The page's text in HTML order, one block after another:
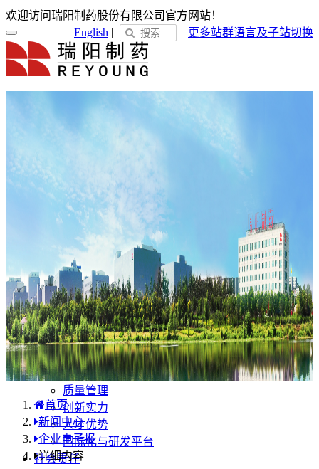
欢迎访问瑞阳制药股份有限公司官方网站！
语言及子站切换
English | | 更多站群
关于瑞阳
瑞阳简介
企业文化
新闻中心
瑞阳动态
通知公告
媒体聚焦
员工天地
企业电子报
产品服务
产品中心
国内分布
学术合规
企业优势
质量管理
创新实力
人才优势
国际化与研发平台
社会责任
首页
新闻中心
企业电子报
详细内容